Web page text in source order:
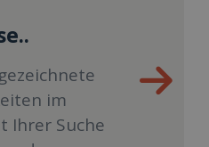
im
Ihrer Suche